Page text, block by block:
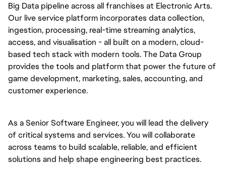
Big Data pipeline across all franchises at Electronic Arts.
Our live service platform incorporates data collection,
ingestion, processing, real-time streaming analytics,
access, and visualisation - all built on a modern, cloud-
based tech stack with modern tools. The Data Group
provides the tools and platform that power the future of
game development, marketing, sales, accounting, and
customer experience.
As a Senior Software Engineer, you will lead the delivery
of critical systems and services. You will collaborate
across teams to build scalable, reliable, and efficient
solutions and help shape engineering best practices.